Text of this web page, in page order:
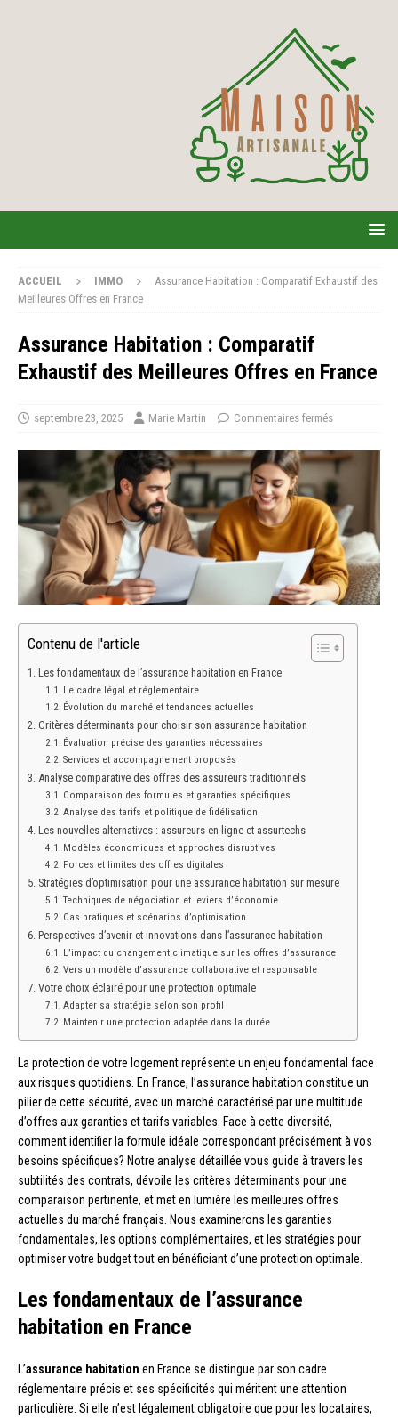
ACCUEIL IMMO
Assurance Habitation : Comparatif Exhaustif des
Meilleures Offres en France
Assurance Habitation : Comparatif
Exhaustif des Meilleures Offres en France
septembre 23, 2025 Marie Martin Commentaires fermés
Contenu de l'article
Les fondamentaux de l’assurance habitation en France
Le cadre légal et réglementaire
Évolution du marché et tendances actuelles
Critères déterminants pour choisir son assurance habitation
Évaluation précise des garanties nécessaires
Services et accompagnement proposés
Analyse comparative des offres des assureurs traditionnels
Comparaison des formules et garanties spécifiques
Analyse des tarifs et politique de fidélisation
Les nouvelles alternatives : assureurs en ligne et assurtechs
Modèles économiques et approches disruptives
Forces et limites des offres digitales
Stratégies d’optimisation pour une assurance habitation sur mesure
Techniques de négociation et leviers d’économie
Cas pratiques et scénarios d’optimisation
Perspectives d’avenir et innovations dans l’assurance habitation
L’impact du changement climatique sur les offres d’assurance
Vers un modèle d’assurance collaborative et responsable
Votre choix éclairé pour une protection optimale
Adapter sa stratégie selon son profil
Maintenir une protection adaptée dans la durée
La protection de votre logement représente un enjeu fondamental face
aux risques quotidiens. En France, l’assurance habitation constitue un
pilier de cette sécurité, avec un marché caractérisé par une multitude
d’offres aux garanties et tarifs variables. Face à cette diversité,
comment identifier la formule idéale correspondant précisément à vos
besoins spécifiques? Notre analyse détaillée vous guide à travers les
subtilités des contrats, dévoile les critères déterminants pour une
comparaison pertinente, et met en lumière les meilleures offres
actuelles du marché français. Nous examinerons les garanties
fondamentales, les options complémentaires, et les stratégies pour
optimiser votre budget tout en bénéficiant d’une protection optimale.
Les fondamentaux de l’assurance
habitation en France
L’assurance habitation en France se distingue par son cadre
réglementaire précis et ses spécificités qui méritent une attention
particulière. Si elle n’est légalement obligatoire que pour les locataires,